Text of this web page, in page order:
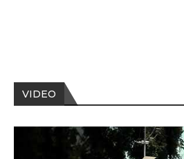
VIDEO